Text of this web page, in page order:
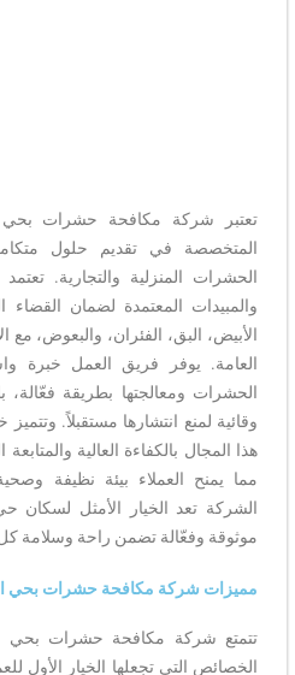
تعتبر شركة مكافحة حشرات
المتخصصة في تقديم حلول
الحشرات المنزلية والتجارية.
والمبيدات المعتمدة لضمان
الأبيض، البق، الفئران، والبعوض، مع
العامة. يوفر فريق العمل خبرة
الحشرات ومعالجتها بطريقة فعّالة،
وقائية لمنع انتشارها مستقبلاً.
هذا المجال بالكفاءة العالية
مما يمنح العملاء بيئة نظيفة
الشركة تعد الخيار الأمثل لسكان
موثوقة وفعّالة تضمن راحة وسلامة كل
مميزات شركة مكافحة حشرات بحي
تتمتع شركة مكافحة حشرات بحي
الخصائص التي تجعلها الخيار الأول